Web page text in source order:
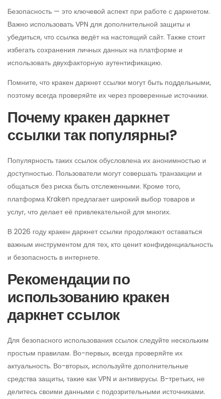
Безопасность — это ключевой аспект при работе с даркнетом.
Важно использовать VPN для дополнительной защиты и
убедиться, что ссылка ведёт на настоящий сайт. Также стоит
избегать сохранения личных данных на платформе и
использовать двухфакторную аутентификацию.
Помните, что кракен даркнет ссылки могут быть поддельными,
поэтому всегда проверяйте их через проверенные источники.
Почему кракен даркнет
ссылки так популярны?
Популярность таких ссылок обусловлена их анонимностью и
доступностью. Пользователи могут совершать транзакции и
общаться без риска быть отслеженными. Кроме того,
платформа Kraken предлагает широкий выбор товаров и
услуг, что делает её привлекательной для многих.
В 2026 году кракен даркнет ссылки продолжают оставаться
важным инструментом для тех, кто ценит конфиденциальность
и безопасность в интернете.
Рекомендации по
использованию кракен
даркнет ссылок
Для безопасного использования ссылок следуйте нескольким
простым правилам. Во-первых, всегда проверяйте их
актуальность. Во-вторых, используйте дополнительные
средства защиты, такие как VPN и антивирусы. В-третьих, не
делитесь своими данными с подозрительными источниками.